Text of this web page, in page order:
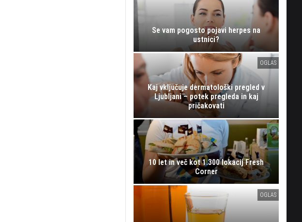
Se vam pogosto pojavi herpes na
ustnici?
OGLAS
Kaj vključuje dermatološki pregled v
Ljubljani – potek pregleda in kaj
pričakovati
10 let in več kot 1.300 lokacij Fresh
Corner
OGLAS